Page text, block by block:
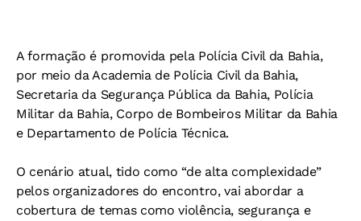
A formação é promovida pela Polícia Civil da Bahia,
por meio da Academia de Polícia Civil da Bahia,
Secretaria da Segurança Pública da Bahia, Polícia
Militar da Bahia, Corpo de Bombeiros Militar da Bahia
e Departamento de Polícia Técnica.
O cenário atual, tido como “de alta complexidade”
pelos organizadores do encontro, vai abordar a
cobertura de temas como violência, segurança e